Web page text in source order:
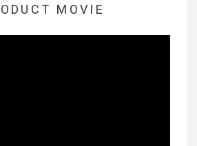
MOVIE